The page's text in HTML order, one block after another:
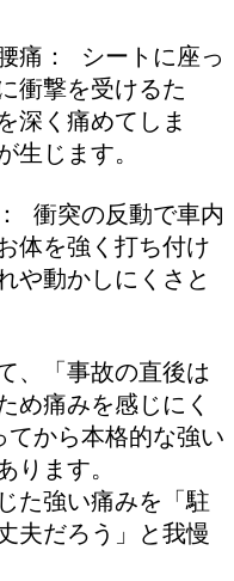
痛： シートに座っ
衝撃を受けるた
深く痛めてしま
生じます。
衝突の反動で車内
体を強く打ち付け
や動かしにくさと
、「事故の直後は
め痛みを感じにく
てから本格的な強い
ります。
た強い痛みを「駐
夫だろう」と我慢